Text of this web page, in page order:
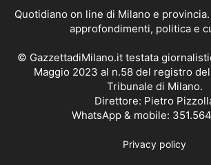
Quotidiano on line di Milano e
approfondimenti, politica e
© GazzettadiMilano.it testata
Maggio 2023 al n.58 del registro
Tribunale di Milano.
Direttore: Pietro
WhatsApp & mobile:
Privacy policy